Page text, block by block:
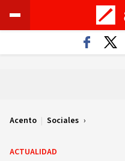
Acento | Sociales
ACTUALIDAD